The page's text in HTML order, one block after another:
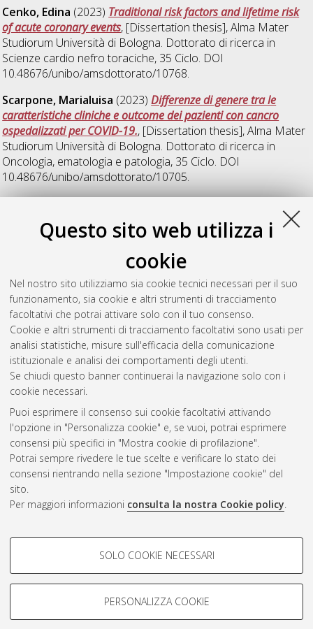
Questo sito web utilizza i
cookie
Nel nostro sito utilizziamo sia cookie tecnici necessari per il suo
funzionamento, sia cookie e altri strumenti di tracciamento
facoltativi che potrai attivare solo con il tuo consenso.
Cookie e altri strumenti di tracciamento facoltativi sono usati per
analisi statistiche, misure sull'efficacia della comunicazione
istituzionale e analisi dei comportamenti degli utenti.
Se chiudi questo banner continuerai la navigazione solo con i
cookie necessari.
Puoi esprimere il consenso sui cookie facoltativi attivando
l'opzione in "Personalizza cookie" e, se vuoi, potrai esprimere
consensi più specifici in "Mostra cookie di profilazione".
Potrai sempre rivedere le tue scelte e verificare lo stato dei
consensi rientrando nella sezione "Impostazione cookie" del
sito.
Per maggiori informazioni consulta la nostra Cookie policy.
COOKIE DI PROFILAZIONE -
Si tratta di cookie utilizzati per analizzare le caratteristiche della
navigazione degli utenti, creare profili in base al loro comportamento
SOLO COOKIE NECESSARI
PERSONALIZZA COOKIE
Cenko, Edina (2023) Traditional risk factors and lifetime risk
of acute coronary events, [Dissertation thesis], Alma Mater
Studiorum Università di Bologna. Dottorato di ricerca in
Scienze cardio nefro toraciche, 35 Ciclo. DOI
10.48676/unibo/amsdottorato/10768.
Scarpone, Marialuisa (2023)Differenze di genere tra le
caratteristiche cliniche e outcome dei pazienti con cancro
ospedalizzati per COVID-19., [Dissertation thesis], Alma Mater
Studiorum Università di Bologna. Dottorato di ricerca in
Oncologia, ematologia e patologia, 35 Ciclo. DOI
10.48676/unibo/amsdottorato/10705.
2024
(2024)Anticancer drug-related
cardiotoxicity from adjuvant goserelin and tamoxifen therapy
[Dissertation thesis], Alma Mater Studiorum Università di
Bologna. Dottorato di ricerca inOncologia, ematologia e
patologia, 36 Ciclo. DOI 10.48676/unibo/amsdottorato/11458.
Questa lista e' stata generata ilFri Aug 7 20:48:00 2026 CEST
Atom
Rss 1.0
Rss 2.0
ISSN: 2038-7946
Impostazioni Cookie
Informativa sulla privacy
Condizioni d’uso del sito